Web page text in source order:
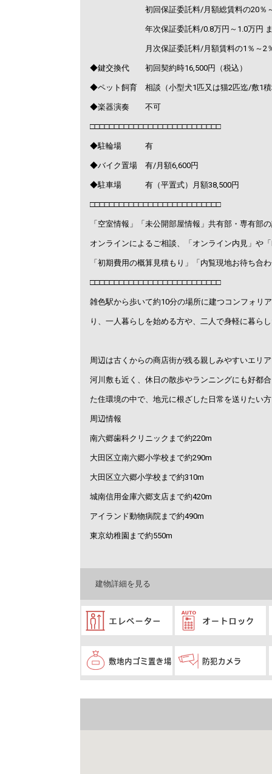
初回保証委託料/月額総賃料の20％～
年次保証委託料/0.8万円～1.0万円 ま
月次保証委託料/月額賃料の1％～2
◆鍵交換代 初回契約時16,500円（税込）
◆ペット飼育 相談（小型犬1匹又は猫2匹迄/敷1
◆楽器演奏 不可
□□□□□□□□□□□□□□□□□□□□□□□□□□□
◆駐輪場 有
◆バイク置場 有/月額6,600円
◆駐車場 有（平置式）月額38,500円
□□□□□□□□□□□□□□□□□□□□□□□□□□□
「空室情報」「未公開部屋情報」共有部・専有部
オンラインによるご相談、「オンライン内見」や
「初期費用の概算見積もり」「内覧現地お待ち合
□□□□□□□□□□□□□□□□□□□□□□□□□□□
雑色駅から歩いて約10分の場所に建つコンフォリ
り、一人暮らしを始める方や、二人で身軽に暮ら
周辺は古くからの商店街が残る親しみやすいエリ
河川敷も近く、休日の散歩やランニングにも好都
た住環境の中で、地元に根ざした日常を送りたい
周辺情報
南六郷歯科クリニックまで約220m
大田区立南六郷小学校まで約290m
大田区立六郷小学校まで約310m
城南信用金庫六郷支店まで約420m
アイランド動物病院まで約490m
東京幼稚園まで約550m
建物詳細を見る